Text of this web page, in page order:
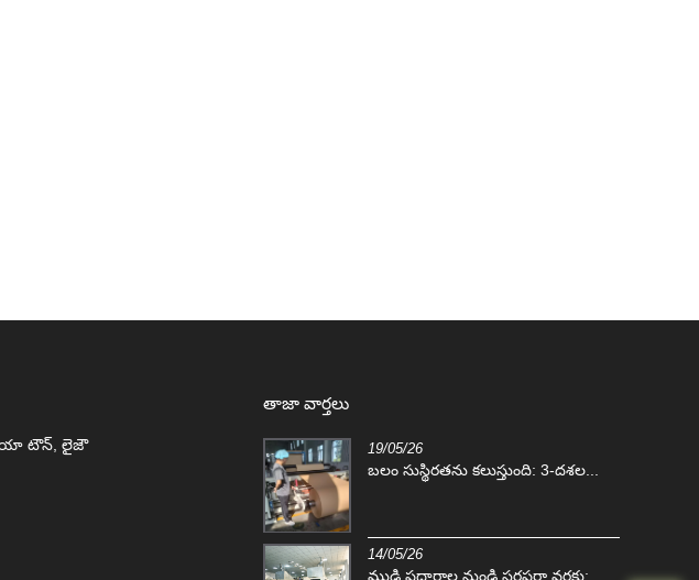
టౌన్, లైజౌ
తాజా వార్తలు
07/04/26 19/05/26
బలం సుస్థిరతను కలుస్తుంది: 3-దశల...
14/05/26
ముడి పదార్థాల నుండి సరఫరా వరకు: